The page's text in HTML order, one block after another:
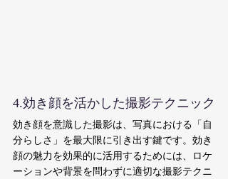
4.効き顔を活かした撮影テクニック
効き顔を意識した撮影は、写真における「自
分らしさ」を最大限に引き出す鍵です。効き
顔の魅力を効果的に活用するためには、ロケ
ーションや背景を問わずに適切な撮影テクニ